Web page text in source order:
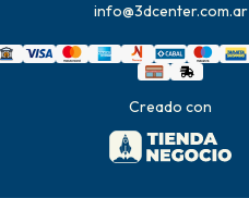
info@3dcenter.com.ar
Creado con